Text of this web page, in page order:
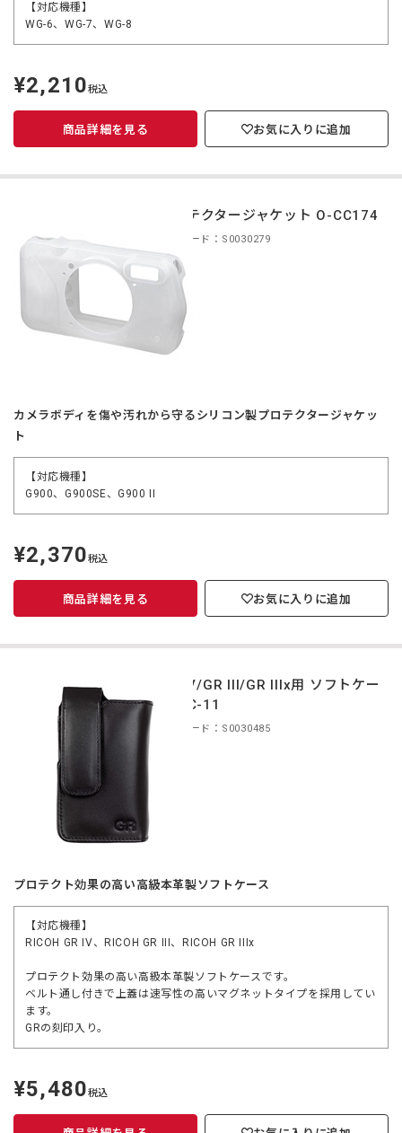
【対応機種】
WG-6、WG-7、WG-8
定
価
¥2,210税込
商品詳細を見る お気に入りに追加
プロテクタージャケット O-CC174
商品コード：S0030279
カメラボディを傷や汚れから守るシリコン製プロテクタージャケッ
ト
【対応機種】
G900、G900SE、G900 II
定
価
¥2,370税込
商品詳細を見る お気に入りに追加
GR IV/GR III/GR IIIx用 ソフトケー
ス GC-11
商品コード：S0030485
プロテクト効果の高い高級本革製ソフトケース
【対応機種】
RICOH GR IV、RICOH GR III、RICOH GR IIIx
プロテクト効果の高い高級本革製ソフトケースです。
ベルト通し付きで上蓋は速写性の高いマグネットタイプを採用してい
ます。
GRの刻印入り。
定
価
¥5,480税込